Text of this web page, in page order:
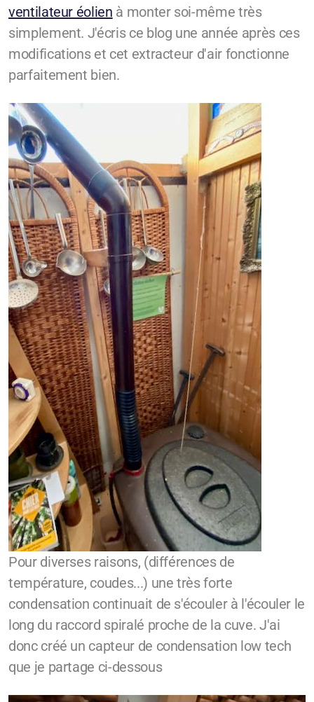
ventilateur éolien à monter soi-même très
simplement. J'écris ce blog une année après ces
modifications et cet extracteur d'air fonctionne
parfaitement bien.
Pour diverses raisons, (différences de
température, coudes...) une très forte
condensation continuait de s'écouler à l'écouler le
long du raccord spiralé proche de la cuve. J'ai
donc créé un capteur de condensation low tech
que je partage ci-dessous